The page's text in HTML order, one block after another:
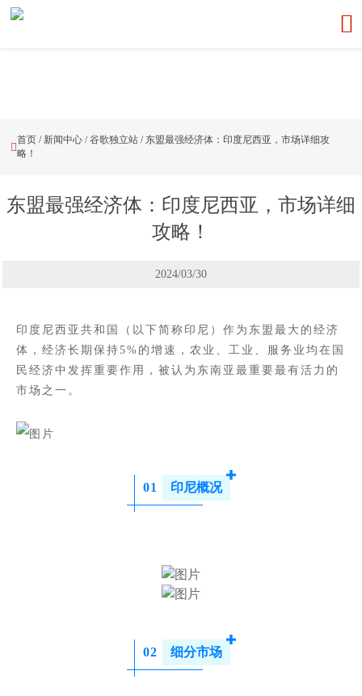


首页 / 新闻中心 /谷歌独立站 / 东盟最强经济体：印度尼西亚，市场详细攻
略！
东盟最强经济体：印度尼西亚，市场详细
攻略！
2024/03/30
印度尼西亚共和国（以下简称印尼）作为东盟最大的经济
体，经济长期保持5%的增速，农业、工业、服务业均在国
民经济中发挥重要作用，被认为东南亚最重要最有活力的
市场之一。
01 印尼概况
02 细分市场